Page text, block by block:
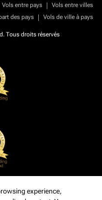
Vols entre pays |
Vols entre villes
des pays | Vols de ville à pays
Tous droits réservés
experience,